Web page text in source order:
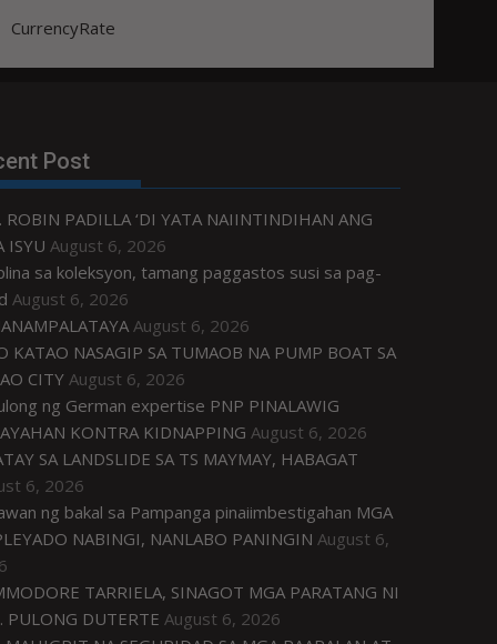
CurrencyRate
Post
ROBIN PADILLA ‘DI YATA NAIINTINDIHAN ANG
ISYU August 6, 2026
sa koleksyon, tamang paggastos susi sa pag-
August 6, 2026
August 6, 2026
KATAO NASAGIP SA TUMAOB NA PUMP BOAT SA
CITY August 6, 2026
ng German expertise PNP PINALAWIG
KONTRA KIDNAPPING August 6, 2026
SA LANDSLIDE SA TS MAYMAY, HABAGAT
6, 2026
ng bakal sa Pampanga pinaiimbestigahan MGA
NABINGI, NANLABO PANINGIN August 6,
TARRIELA, SINAGOT MGA PARATANG NI
PULONG DUTERTE August 6, 2026